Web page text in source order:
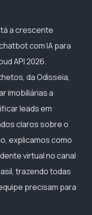
a crescente
com IA para
API 2026.
da Odisseia,
imobiliárias a
leads em
claros sobre o
explicamos como
virtual no canal
trazendo todas
precisam para